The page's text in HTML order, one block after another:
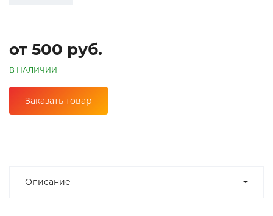
от 500 руб.
В НАЛИЧИИ
Заказать товар
Описание